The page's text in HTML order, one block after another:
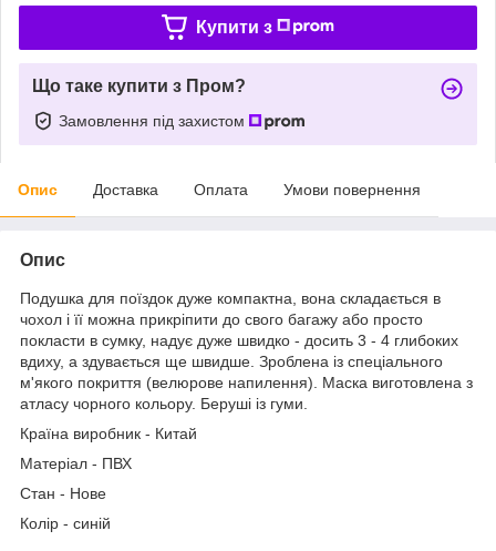
Купити з
Що таке купити з Пром?
Замовлення під захистом
Опис Доставка Оплата Умови повернення
Опис
Подушка для поїздок дуже компактна, вона складається в
чохол і її можна прикріпити до свого багажу або просто
покласти в сумку, надує дуже швидко - досить 3 - 4 глибоких
вдиху, а здувається ще швидше. Зроблена із спеціального
м'якого покриття (велюрове напилення). Маска виготовлена з
атласу чорного кольору. Беруші із гуми.
Країна виробник - Китай
Матеріал - ПВХ
Стан - Нове
Колір - синій